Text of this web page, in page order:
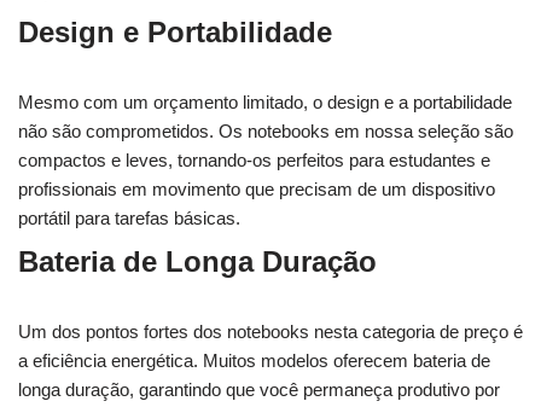
Design e Portabilidade
Mesmo com um orçamento limitado, o design e a portabilidade
não são comprometidos. Os notebooks em nossa seleção são
compactos e leves, tornando-os perfeitos para estudantes e
profissionais em movimento que precisam de um dispositivo
portátil para tarefas básicas.
Bateria de Longa Duração
Um dos pontos fortes dos notebooks nesta categoria de preço é
a eficiência energética. Muitos modelos oferecem bateria de
longa duração, garantindo que você permaneça produtivo por